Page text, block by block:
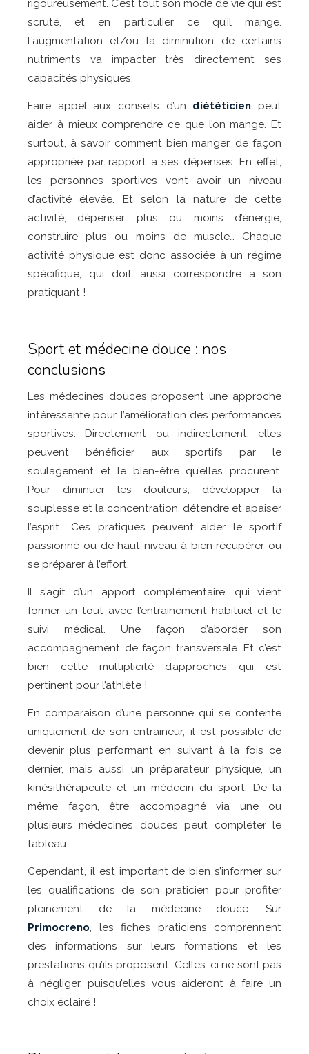
rigoureusement. C’est tout son mode de vie qui est
scruté, et en particulier ce qu’il mange.
L’augmentation et/ou la diminution de certains
nutriments va impacter très directement ses
capacités physiques.
Faire appel aux conseils d’un diététicien peut
aider à mieux comprendre ce que l’on mange. Et
surtout, à savoir comment bien manger, de façon
appropriée par rapport à ses dépenses. En effet,
les personnes sportives vont avoir un niveau
d’activité élevée. Et selon la nature de cette
activité, dépenser plus ou moins d’énergie,
construire plus ou moins de muscle… Chaque
activité physique est donc associée à un régime
spécifique, qui doit aussi correspondre à son
pratiquant !
Sport et médecine douce : nos
conclusions
Les médecines douces proposent une approche
intéressante pour l’amélioration des performances
sportives. Directement ou indirectement, elles
peuvent bénéficier aux sportifs par le
soulagement et le bien-être qu’elles procurent.
Pour diminuer les douleurs, développer la
souplesse et la concentration, détendre et apaiser
l’esprit… Ces pratiques peuvent aider le sportif
passionné ou de haut niveau à bien récupérer ou
se préparer à l’effort.
Il s’agit d’un apport complémentaire, qui vient
former un tout avec l’entrainement habituel et le
suivi médical. Une façon d’aborder son
accompagnement de façon transversale. Et c’est
bien cette multiplicité d’approches qui est
pertinent pour l’athlète !
En comparaison d’une personne qui se contente
uniquement de son entraineur, il est possible de
devenir plus performant en suivant à la fois ce
dernier, mais aussi un préparateur physique, un
kinésithérapeute et un médecin du sport. De la
même façon, être accompagné via une ou
plusieurs médecines douces peut compléter le
tableau.
Cependant, il est important de bien s’informer sur
les qualifications de son praticien pour profiter
pleinement de la médecine douce. Sur
Primocreno, les fiches praticiens comprennent
des informations sur leurs formations et les
prestations qu’ils proposent. Celles-ci ne sont pas
à négliger, puisqu’elles vous aideront à faire un
choix éclairé !